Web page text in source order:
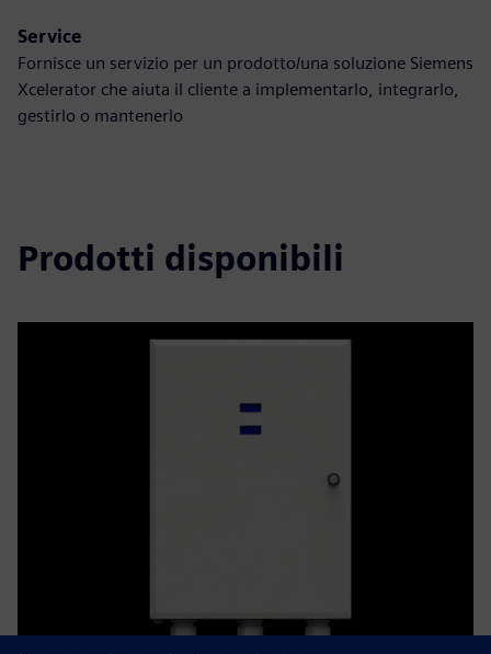
Service
Fornisce un servizio per un prodotto/una soluzione Siemens
Xcelerator che aiuta il cliente a implementarlo, integrarlo,
gestirlo o mantenerlo
Prodotti disponibili